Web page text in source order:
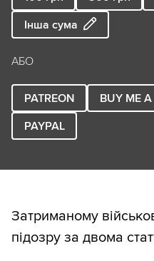
Інша сума
АБО
PATREON BUY ME
PAYPAL
Затриманому
підозру за двома